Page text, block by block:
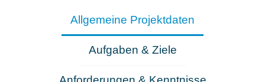
Allgemeine Projektdaten
Aufgaben & Ziele